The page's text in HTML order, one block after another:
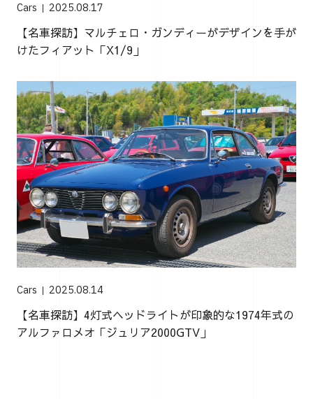
Cars 2025.08.17
【名車探訪】マルチェロ・ガンディーがデザインを手が
けたフィアット「X1/9」
Cars 2025.08.14
【名車探訪】4灯式ヘッドライトが印象的な1974年式の
アルファロメオ「ジュリア2000GTV」